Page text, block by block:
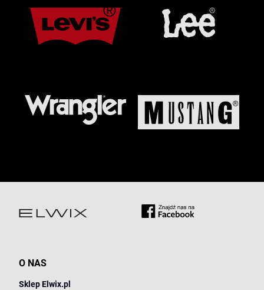
O NAS
Sklep Elwix.pl